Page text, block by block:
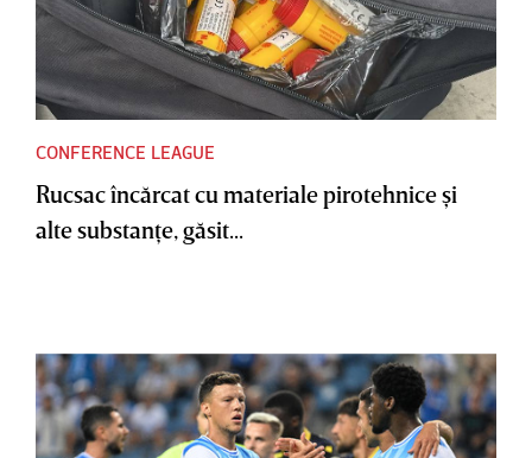
CONFERENCE LEAGUE
Rucsac încărcat cu materiale pirotehnice şi
alte substanţe, găsit...